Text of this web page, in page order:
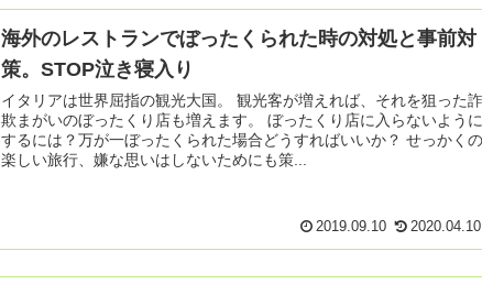
海外のレストランでぼったくられた時の対処と事前対
策。STOP泣き寝入り
イタリアは世界屈指の観光大国。 観光客が増えれば、それを狙った詐
欺まがいのぼったくり店も増えます。 ぼったくり店に入らないように
するには？万が一ぼったくられた場合どうすればいいか？ せっかくの
楽しい旅行、嫌な思いはしないためにも策...
2019.09.10 2020.04.10